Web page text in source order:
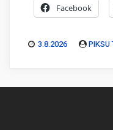
Facebook
3.8.2026 PIKSU